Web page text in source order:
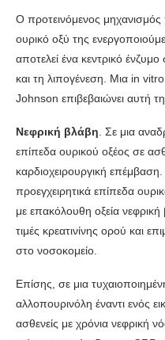
Ο προτεινόμενος
ουρικό οξύ της
αποτελεί ένα κεντρικό
και τη λιπογένεση. Μια in
Johnson επιβεβαιώνει αυτή
Νεφρική βλάβη. Σε μια
επίπεδα ουρικού οξέος σε
καρδιοχειρουργική
προεγχειρητικά επίπεδα
με επακόλουθη οξεία νεφρική
τιμές κρεατινίνης ορού και
στο νοσοκομείο.
Επίσης, σε μια
αλλοπουρινόλη έναντι ενός
ασθενείς με χρόνια νεφρική